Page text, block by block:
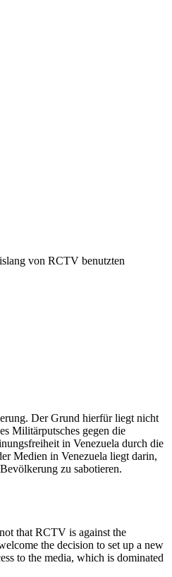
von RCTV benutzten
Der Grund hierfür liegt nicht
Militärputsches gegen die
in Venezuela durch die
Medien in Venezuela liegt darin,
zu sabotieren.
that RCTV is against the
the decision to set up a new
to the media, which is dominated